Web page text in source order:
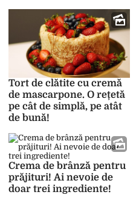
Tort de clătite cu cremă
de mascarpone. O rețetă
pe cât de simplă, pe atât
de bună!
Crema de brânză pentru
prăjituri! Ai nevoie de
doar trei ingrediente!